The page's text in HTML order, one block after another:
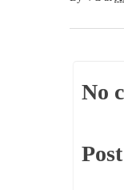
No